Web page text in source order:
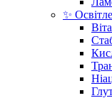
✨